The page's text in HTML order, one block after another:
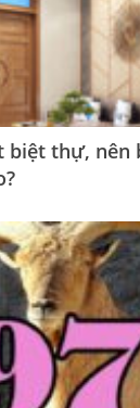
biệt thự, nên